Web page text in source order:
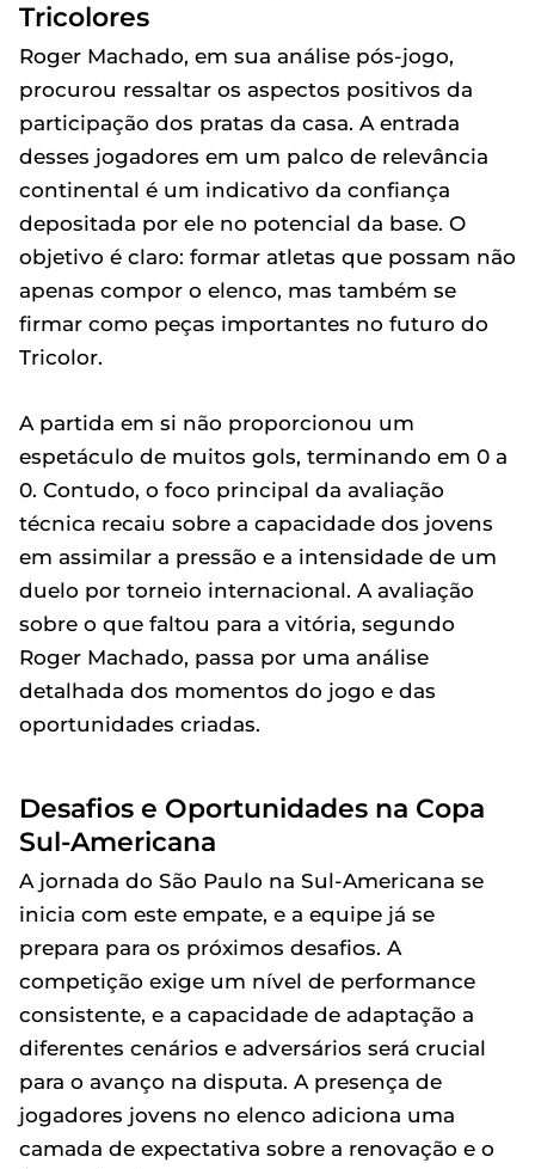
Tricolores
Roger Machado, em sua análise pós-jogo,
procurou ressaltar os aspectos positivos da
participação dos pratas da casa. A entrada
desses jogadores em um palco de relevância
continental é um indicativo da confiança
depositada por ele no potencial da base. O
objetivo é claro: formar atletas que possam não
apenas compor o elenco, mas também se
firmar como peças importantes no futuro do
Tricolor.
A partida em si não proporcionou um
espetáculo de muitos gols, terminando em 0 a
0. Contudo, o foco principal da avaliação
técnica recaiu sobre a capacidade dos jovens
em assimilar a pressão e a intensidade de um
duelo por torneio internacional. A avaliação
sobre o que faltou para a vitória, segundo
Roger Machado, passa por uma análise
detalhada dos momentos do jogo e das
oportunidades criadas.
Desafios e Oportunidades na Copa
Sul-Americana
A jornada do São Paulo na Sul-Americana se
inicia com este empate, e a equipe já se
prepara para os próximos desafios. A
competição exige um nível de performance
consistente, e a capacidade de adaptação a
diferentes cenários e adversários será crucial
para o avanço na disputa. A presença de
jogadores jovens no elenco adiciona uma
camada de expectativa sobre a renovação e o